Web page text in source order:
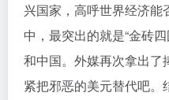
兴国家，高呼世界经济
中，最突出的就是“金砖
和中国。外媒再次拿出了
紧把邪恶的美元替代吧